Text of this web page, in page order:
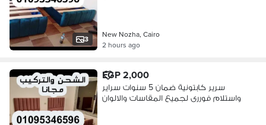
3
New Nozha, Cairo
2 hours ago
EGP 2,000
سرير كابتونية ضمان 5 سنوات سراير
واستلام فوررى لجميع المقاسات والالوان